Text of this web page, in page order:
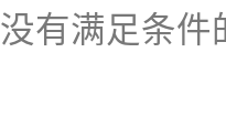
没有满足条件